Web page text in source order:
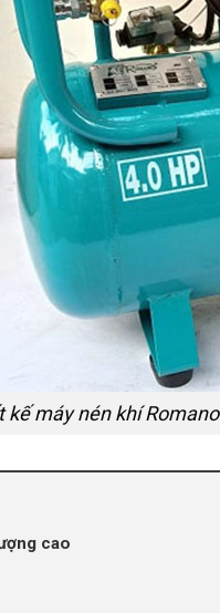
kế máy nén khí
cao